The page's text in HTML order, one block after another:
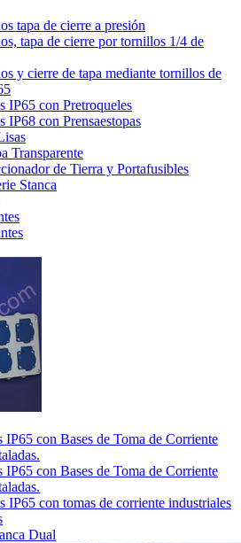
tapa de cierre a presión
tapa de cierre por tornillos 1/4 de
y cierre de tapa mediante tornillos de
IP65 con Pretroqueles
IP68 con Prensaestopas
Transparente
de Tierra y Portafusibles
Stanca
IP65 con Bases de Toma de Corriente
IP65 con Bases de Toma de Corriente
IP65 con tomas de corriente industriales
Dual